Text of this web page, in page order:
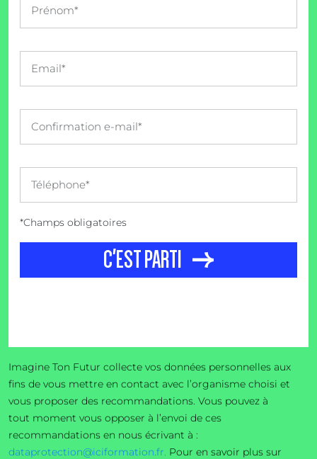
*Champs obligatoires
C'EST PARTI
Imagine Ton Futur collecte vos données personnelles aux
fins de vous mettre en contact avec l’organisme choisi et
vous proposer des recommandations. Vous pouvez à
tout moment vous opposer à l’envoi de ces
recommandations en nous écrivant à :
dataprotection@iciformation.fr. Pour en savoir plus sur